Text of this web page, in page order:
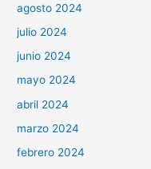
agosto 2024
julio 2024
junio 2024
mayo 2024
abril 2024
marzo 2024
febrero 2024